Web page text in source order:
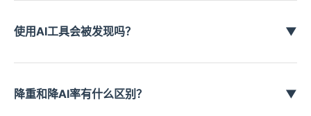
使用AI工具会被发现吗？ ▼
降重和降AI率有什么区别？ ▼